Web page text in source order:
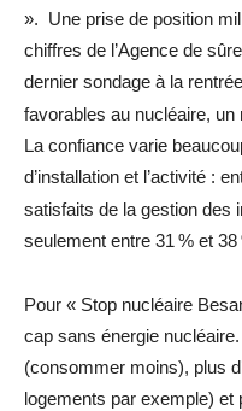
». Une prise de position
chiffres de l’Agence de
dernier sondage à la
favorables au nucléaire,
La confiance varie
d’installation et l’activité :
satisfaits de la gestion des
seulement entre 31 % et 38
Pour « Stop nucléaire
cap sans énergie
(consommer moins), plus
logements par exemple) et